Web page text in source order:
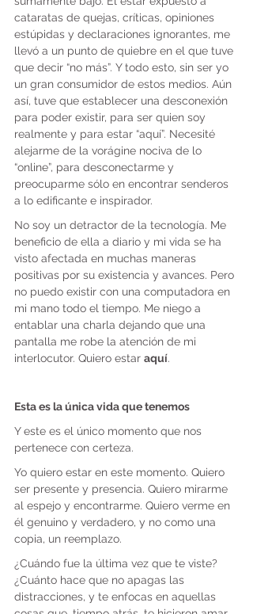
cataratas de quejas, críticas, opiniones
estúpidas y declaraciones ignorantes, me
llevó a un punto de quiebre en el que tuve
que decir “no más”. Y todo esto, sin ser yo
un gran consumidor de estos medios. Aún
así, tuve que establecer una desconexión
para poder existir, para ser quien soy
realmente y para estar “aquí”. Necesité
alejarme de la vorágine nociva de lo
“online”, para desconectarme y
preocuparme sólo en encontrar senderos
a lo edificante e inspirador.
No soy un detractor de la tecnología. Me
beneficio de ella a diario y mi vida se ha
visto afectada en muchas maneras
positivas por su existencia y avances. Pero
no puedo existir con una computadora en
mi mano todo el tiempo. Me niego a
entablar una charla dejando que una
pantalla me robe la atención de mi
interlocutor. Quiero estar aquí.
Esta es la única vida que tenemos
Y este es el único momento que nos
pertenece con certeza.
Yo quiero estar en este momento. Quiero
ser presente y presencia. Quiero mirarme
al espejo y encontrarme. Quiero verme en
él genuino y verdadero, y no como una
copia, un reemplazo.
¿Cuándo fue la última vez que te viste?
¿Cuánto hace que no apagas las
distracciones, y te enfocas en aquellas